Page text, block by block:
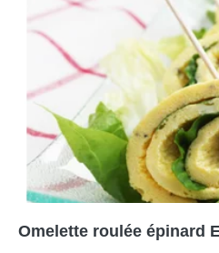
Omelette roulée épinard